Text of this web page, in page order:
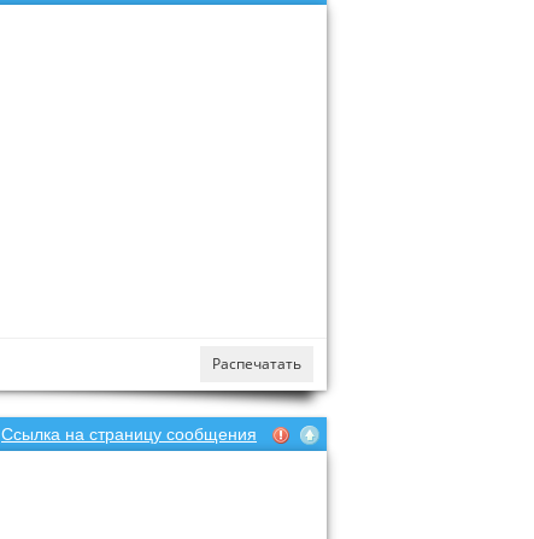
Распечатать
Ссылка на страницу сообщения